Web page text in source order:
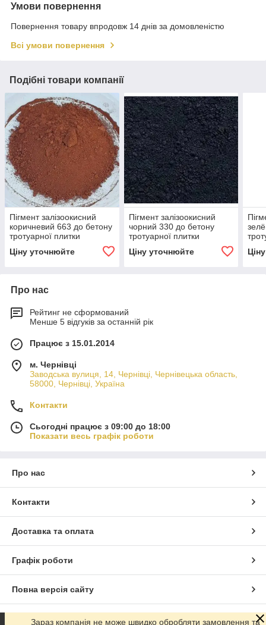
Умови повернення
Повернення товару впродовж 14 днів за домовленістю
Всі умови повернення
Подібні товари компанії
Пігмент залізоокисний
коричневий 663 до бетону
тротуарної плитки
розшивки швів Китай 25 кг
Ціну уточнюйте
Пігмент залізоокисний
чорний 330 до бетону
тротуарної плитки
розшивки швів Китай 25 кг
Ціну уточнюйте
Про нас
Рейтинг не сформований
Менше 5 відгуків за останній рік
Працює з 15.01.2014
м. Чернівці
Заводська вулиця, 14, Чернівці, Чернівецька область,
58000, Чернівці, Україна
Контакти
Сьогодні працює з 09:00 до 18:00
Показати весь графік роботи
Про нас
Контакти
Доставка та оплата
Графік роботи
Повна версія сайту
Сайт створено на маркетплейсіProm.ua
Зараз компанія не може швидко обробляти замовлення та